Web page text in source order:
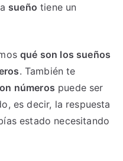
sueño tiene un
qué son los sueños
. También te
números puede ser
es decir, la respuesta
estado necesitando